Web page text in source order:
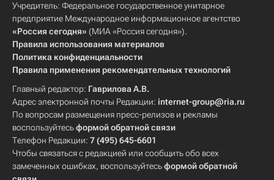
Учредитель: Федеральное государственное унитарное
предприятие Международное информационное агентство
«Россия сегодня» (МИА «Россия сегодня»).
Правила использования материалов
Политика конфиденциальности
Правила применения рекомендательных технологий
Главный редактор: Гаврилова А.В.
Адрес электронной почты Редакции: internet-group@ria.ru
По вопросам размещения пресс-релизов и рекламы
воспользуйтесьформой обратной связи
Телефон Редакции: 7 (495) 645-6601
Чтобы связаться с редакцией или сообщить обо всех
замеченных ошибках, воспользуйтесьформой обратной